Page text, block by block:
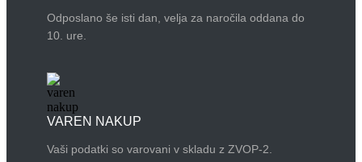
Odposlano še isti dan, velja za naročila oddana do
10. ure.
VAREN NAKUP
Vaši podatki so varovani v skladu z ZVOP-2.